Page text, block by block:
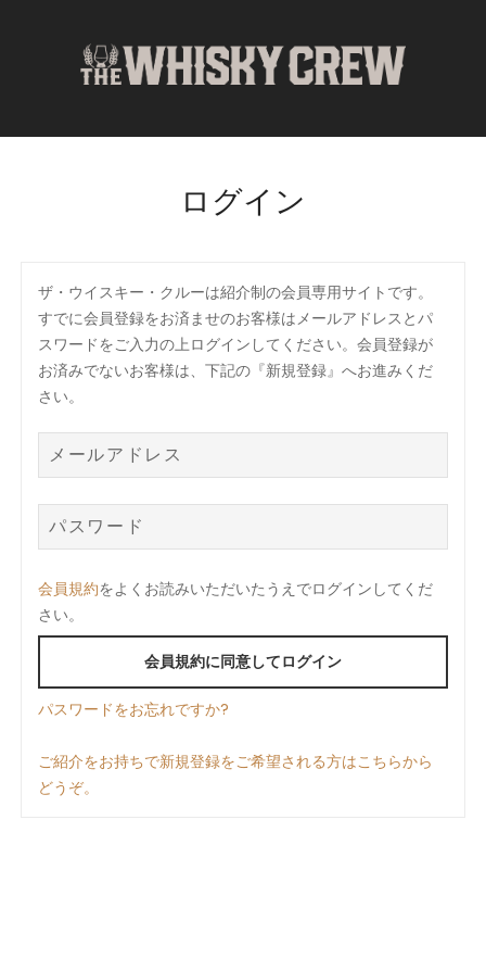
に
ログイン
ザ・ウイスキー・クルーは紹介制の会員専用サイトです。
すでに会員登録をお済ませのお客様はメールアドレスとパ
スワードをご入力の上ログインしてください。会員登録が
お済みでないお客様は、下記の『新規登録』へお進みくだ
さい。
会員規約をよくお読みいただいたうえでログインしてくだ
さい。
会員規約に同意してログイン
パスワードをお忘れですか?
ご紹介をお持ちで新規登録をご希望される方はこちらから
どうぞ。